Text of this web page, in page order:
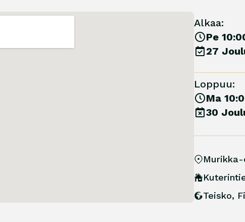
Alkaa:
Pe
27
Loppuu:
Ma
30
Teisko,